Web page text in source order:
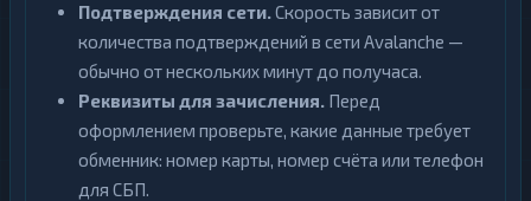
Подтверждения сети.Скорость зависит от
количества подтверждений в сети Avalanche —
обычно от нескольких минут до получаса.
Реквизиты для зачисления. Перед
оформлением проверьте, какие данные требует
обменник: номер карты, номер счёта или телефон
для СБП.